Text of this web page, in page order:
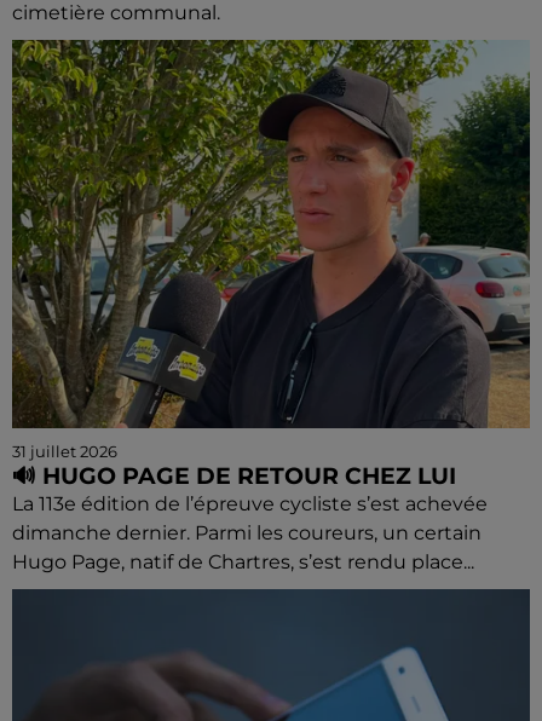
cimetière communal.
31 juillet 2026
🔊 HUGO PAGE DE RETOUR CHEZ LUI
La 113e édition de l’épreuve cycliste s’est achevée
dimanche dernier. Parmi les coureurs, un certain
Hugo Page, natif de Chartres, s’est rendu place...